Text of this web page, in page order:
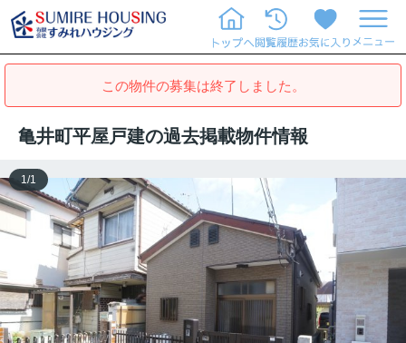
この物件の募集は終了しました。
亀井町平屋戸建の過去掲載物件情報
1 /1